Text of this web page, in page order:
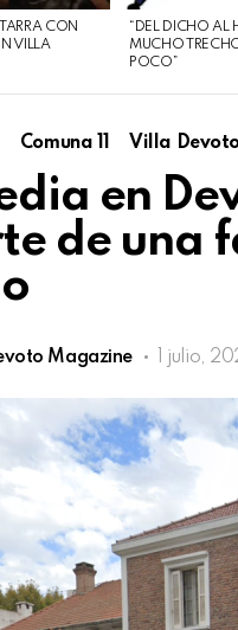
CON
VILLA
“DEL DICHO AL
MUCHO
POCO”
Comuna 11 Villa
en
de una
Magazine 1 julio,
agosto
2026